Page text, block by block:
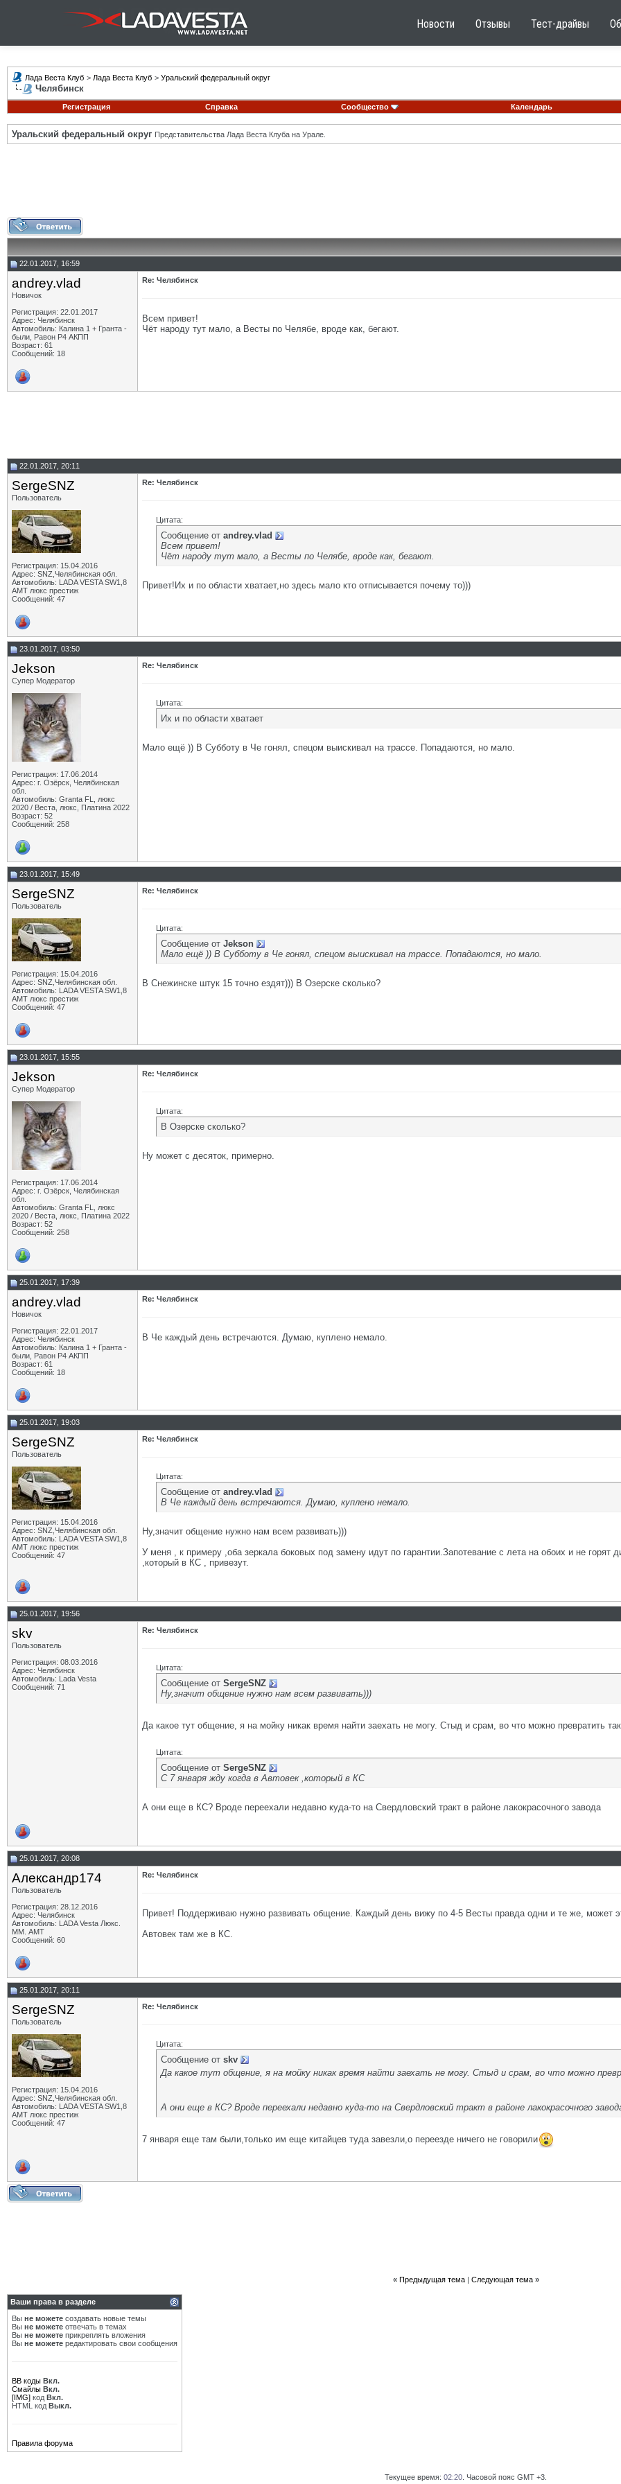
Новости Отзывы Тест-драйвы
Лада Веста Клуб > Лада Веста Клуб > Уральский федеральный округ
Челябинск
Регистрация Справка Сообщество Календарь
Уральский федеральный округ Представительства Лада Веста Клуба на Урале.
22.01.2017, 16:59
andrey.vlad
Новичок
Регистрация: 22.01.2017
Адрес: Челябинск
Автомобиль: Калина 1 + Гранта -
были, Равон Р4 АКПП
Возраст: 61
Сообщений: 18
Re: Челябинск
Всем привет!
Чёт народу тут мало, а Весты по Челябе, вроде как, бегают.
22.01.2017, 20:11
SergeSNZ
Пользователь
Регистрация: 15.04.2016
Адрес: SNZ,Челябинская обл.
Автомобиль: LADA VESTA SW1,8
AMT люкс престиж
Сообщений: 47
Re: Челябинск
Цитата:
Сообщение от andrey.vlad
Всем привет!
Чёт народу тут мало, а Весты по Челябе, вроде как, бегают.
Привет!Их и по области хватает,но здесь мало кто отписывается почему то)))
23.01.2017, 03:50
Jekson
Супер Модератор
Регистрация: 17.06.2014
Адрес: г. Озёрск, Челябинская
обл.
Автомобиль: Granta FL, люкс
2020 / Веста, люкс, Платина 2022
Возраст: 52
Сообщений: 258
Re: Челябинск
Цитата:
Их и по области хватает
Мало ещё )) В Субботу в Че гонял, спецом выискивал на трассе. Попадаются, но мало.
23.01.2017, 15:49
SergeSNZ
Пользователь
Регистрация: 15.04.2016
Адрес: SNZ,Челябинская обл.
Автомобиль: LADA VESTA SW1,8
AMT люкс престиж
Сообщений: 47
Re: Челябинск
Цитата:
Сообщение от Jekson
Мало ещё )) В Субботу в Че гонял, спецом выискивал на трассе. Попадаются, но мало.
В Снежинске штук 15 точно ездят))) В Озерске сколько?
23.01.2017, 15:55
Jekson
Супер Модератор
Регистрация: 17.06.2014
Адрес: г. Озёрск, Челябинская
обл.
Автомобиль: Granta FL, люкс
2020 / Веста, люкс, Платина 2022
Возраст: 52
Сообщений: 258
Re: Челябинск
Цитата:
В Озерске сколько?
Ну может с десяток, примерно.
25.01.2017, 17:39
andrey.vlad
Новичок
Регистрация: 22.01.2017
Адрес: Челябинск
Автомобиль: Калина 1 + Гранта -
были, Равон Р4 АКПП
Возраст: 61
Сообщений: 18
Re: Челябинск
В Че каждый день встречаются. Думаю, куплено немало.
25.01.2017, 19:03
SergeSNZ
Пользователь
Регистрация: 15.04.2016
Адрес: SNZ,Челябинская обл.
Автомобиль: LADA VESTA SW1,8
AMT люкс престиж
Сообщений: 47
Re: Челябинск
Цитата:
Сообщение от andrey.vlad
В Че каждый день встречаются. Думаю, куплено немало.
Ну,значит общение нужно нам всем развивать)))
У меня , к примеру ,оба зеркала боковых под замену идут по гарантии.Запотевание с лета на обоих и не
,который в КС , привезут.
25.01.2017, 19:56
skv
Пользователь
Регистрация: 08.03.2016
Адрес: Челябинск
Автомобиль: Lada Vesta
Сообщений: 71
Re: Челябинск
Цитата:
Сообщение от SergeSNZ
Ну,значит общение нужно нам всем развивать)))
Да какое тут общение, я на мойку никак время найти заехать не могу. Стыд и срам, во что можно превратить
Цитата:
Сообщение от SergeSNZ
С 7 января жду когда в Автовек ,который в КС
А они еще в КС? Вроде переехали недавно куда-то на Свердловский тракт в районе лакокрасочного завода
25.01.2017, 20:08
Александр174
Пользователь
Регистрация: 28.12.2016
Адрес: Челябинск
Автомобиль: LADA Vesta Люкс.
ММ. АМТ
Сообщений: 60
Re: Челябинск
Привет! Поддерживаю нужно развивать общение. Каждый день вижу по 4-5 Весты правда одни и те же, может
Автовек там же в КС.
25.01.2017, 20:11
SergeSNZ
Пользователь
Регистрация: 15.04.2016
Адрес: SNZ,Челябинская обл.
Автомобиль: LADA VESTA SW1,8
AMT люкс престиж
Сообщений: 47
Re: Челябинск
Цитата:
Сообщение от skv
Да какое тут общение, я на мойку никак время найти заехать не могу. Стыд и срам, во что можно
А они еще в КС? Вроде переехали недавно куда-то на Свердловский тракт в районе лакокрасочного
7 января еще там были,только им еще китайцев туда завезли,о переезде ничего не говорили
« Предыдущая тема| Следующая тема »
Ваши права в разделе
Вы не можете создавать новые темы
Вы не можете отвечать в темах
Вы не можете прикреплять вложения
Вы не можете редактировать свои сообщения
BB коды Вкл.
Смайлы Вкл.
[IMG] код Вкл.
HTML код Выкл.
Правила форума
Текущее время: 02:20 . Часовой пояс GMT +3.